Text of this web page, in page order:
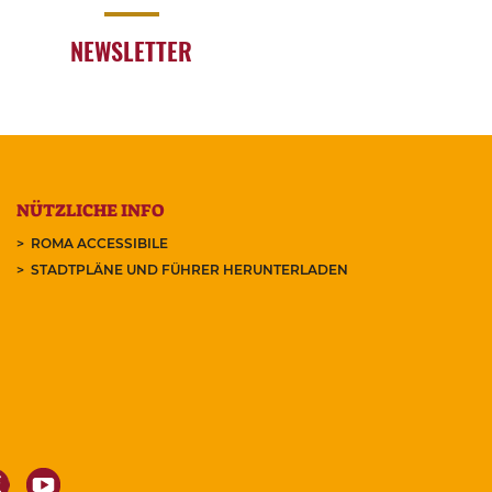
NEWSLETTER
NÜTZLICHE INFO
ROMA ACCESSIBILE
STADTPLÄNE UND FÜHRER HERUNTERLADEN